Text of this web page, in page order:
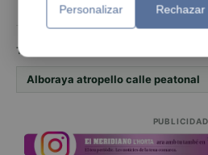
TEMAS
Alboraya atropello calle peatonal
PUBLICIDAD
Personalizar Rechazar